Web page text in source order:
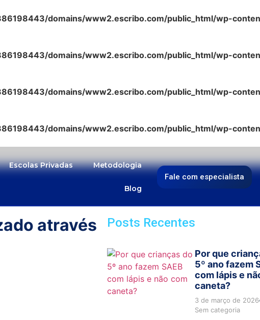
domains/www2.escribo.com/public_html/wp-
domains/www2.escribo.com/public_html/wp-
domains/www2.escribo.com/public_html/wp-
domains/www2.escribo.com/public_html/wp-
Escolas Privadas Metodologia
Blog
Fale com especialista
através
Posts Recentes
Por que
5º ano fazem
com lápis e
caneta?
3 de março de 2026
Sem categoria